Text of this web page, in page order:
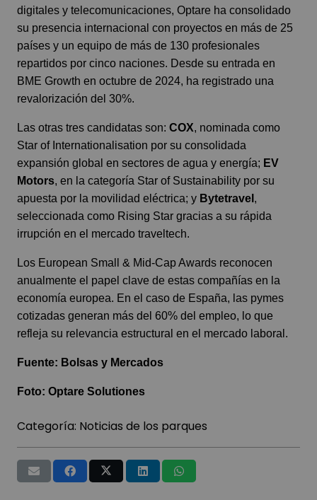
digitales y telecomunicaciones, Optare ha consolidado
su presencia internacional con proyectos en más de 25
países y un equipo de más de 130 profesionales
repartidos por cinco naciones. Desde su entrada en
BME Growth en octubre de 2024, ha registrado una
revalorización del 30%.
Las otras tres candidatas son: COX, nominada como
Star of Internationalisation por su consolidada
expansión global en sectores de agua y energía; EV
Motors, en la categoría Star of Sustainability por su
apuesta por la movilidad eléctrica; y Bytetravel ,
seleccionada como Rising Star gracias a su rápida
irrupción en el mercado traveltech.
Los European Small & Mid-Cap Awards reconocen
anualmente el papel clave de estas compañías en la
economía europea. En el caso de España, las pymes
cotizadas generan más del 60% del empleo, lo que
refleja su relevancia estructural en el mercado laboral.
Fuente: Bolsas y Mercados
Foto: Optare Solutiones
Categoría: Noticias de los parques